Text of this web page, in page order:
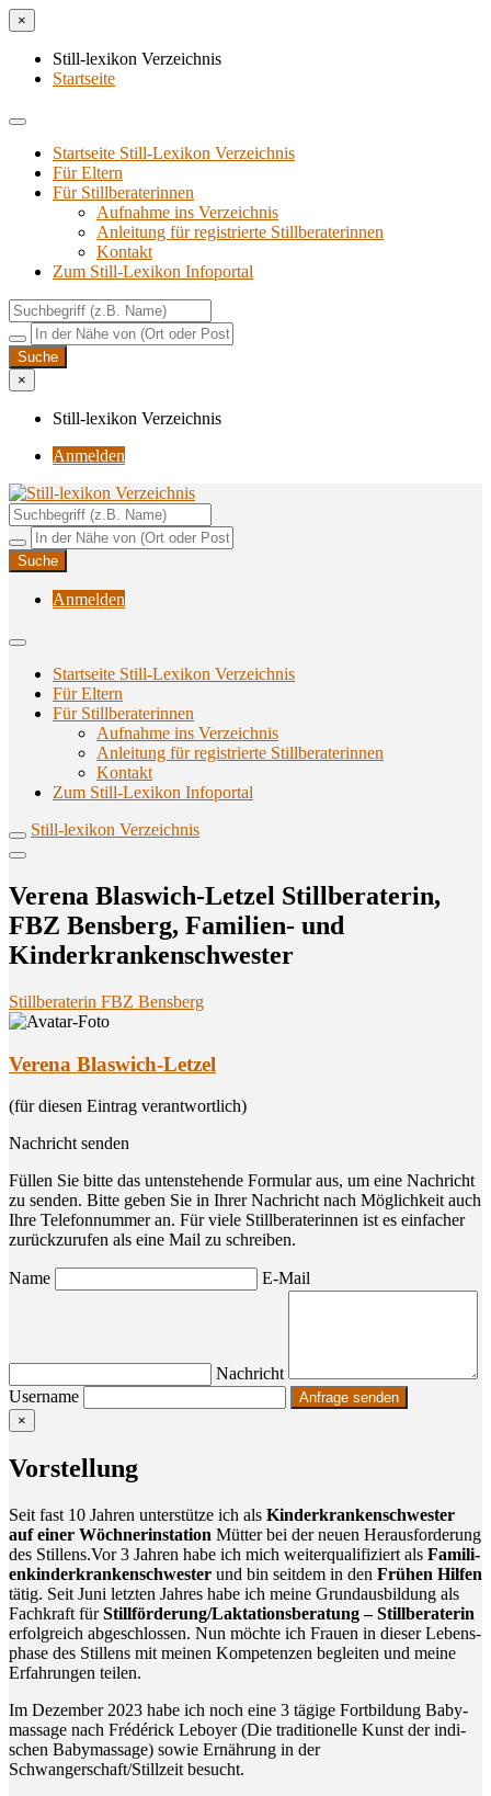
×
Still-lexikon Verzeichnis
Startseite
Startseite Still-Lexikon Verzeichnis
Für Eltern
Für Stillberaterinnen
Aufnahme ins Verzeichnis
Anlei­tung für regis­trier­te Stillberaterinnen
Kon­takt
Zum Still-Lexikon Infoportal
×
Still-lexikon Verzeichnis
Anmelden
Still-lexikon Verzeichnis
Unterstützungsangebote rund ums Stillen
Anmelden
Startseite Still-Lexikon Verzeichnis
Für Eltern
Für Stillberaterinnen
Aufnahme ins Verzeichnis
Anlei­tung für regis­trier­te Stillberaterinnen
Kon­takt
Zum Still-Lexikon Infoportal
Still-lexikon Verzeichnis
Vere­na Blas­wich-Let­zel Still­be­ra­te­rin,
FBZ Bens­berg, Fami­li­en- und
Kinderkrankenschwester
Stillberaterin FBZ Bensberg
Verena Blaswich-Letzel
(für diesen Eintrag verantwortlich)
Nachricht senden
Füllen Sie bitte das untenstehende Formular aus, um eine Nachricht
zu senden. Bitte geben Sie in Ihrer Nachricht nach Möglichkeit auch
Ihre Telefonnummer an. Für viele Stillberaterinnen ist es einfacher
zurückzurufen als eine Mail zu schreiben.
Name E-Mail
Nachricht
Username
×
Vor­stel­lung
Seit fast 10 Jah­ren unter­stüt­ze ich als Kin­der­kran­ken­schwes­ter
auf einer Wöch­ner­insta­ti­on Müt­ter bei der neu­en Her­aus­for­de­rung
des Stillens.Vor 3 Jah­ren habe ich mich wei­ter­qua­li­fi­ziert als Fami­li­
en­kin­der­kran­ken­schwes­ter und bin seit­dem in den Frü­hen Hil­fen
tätig. Seit Juni letz­ten Jah­res habe ich mei­ne Grund­aus­bil­dung als
Fach­kraft fürStillförderung/Laktationsberatung – Still­be­ra­te­rin
erfolg­reich abge­schlos­sen. Nun möch­te ich Frau­en in die­ser Lebens­
pha­se des Stil­lens mit mei­nen Kom­pe­ten­zen beglei­ten und mei­ne
Erfah­run­gen teilen.
Im Dezem­ber 2023 habe ich noch eine 3 tägi­ge Fort­bil­dung Baby­
mas­sa­ge nach Fré­dé­rick Leboy­er (Die tra­di­tio­nel­le Kunst der indi­
schen Baby­mas­sa­ge) sowie Ernäh­rung in der
Schwangerschaft/Stillzeit besucht.